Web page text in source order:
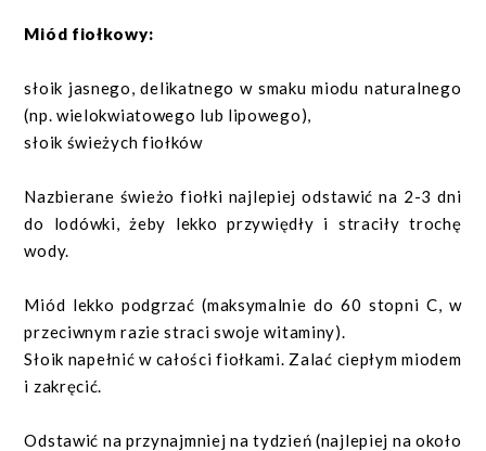
Miód fiołkowy:
słoik jasnego, delikatnego w smaku miodu naturalnego
(np. wielokwiatowego lub lipowego),
słoik świeżych fiołków
Nazbierane świeżo fiołki najlepiej odstawić na 2-3 dni
do lodówki, żeby lekko przywiędły i straciły trochę
wody.
Miód lekko podgrzać (maksymalnie do 60 stopni C, w
przeciwnym razie straci swoje witaminy).
Słoik napełnić w całości fiołkami. Zalać ciepłym miodem
i zakręcić.
Odstawić na przynajmniej na tydzień (najlepiej na około